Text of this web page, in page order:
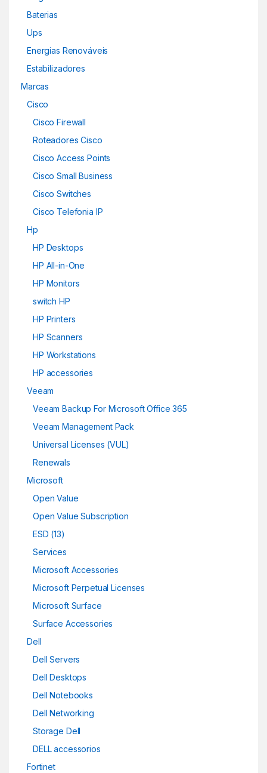
Baterias
Ups
Energias Renováveis
Estabilizadores
Marcas
Cisco
Cisco Firewall
Roteadores Cisco
Cisco Access Points
Cisco Small Business
Cisco Switches
Cisco Telefonia IP
Hp
HP Desktops
HP All-in-One
HP Monitors
switch HP
HP Printers
HP Scanners
HP Workstations
HP accessories
Veeam
Veeam Backup For Microsoft Office 365
Veeam Management Pack
Universal Licenses (VUL)
Renewals
Microsoft
Open Value
Open Value Subscription
ESD (13)
Services
Microsoft Accessories
Microsoft Perpetual Licenses
Microsoft Surface
Surface Accessories
Dell
Dell Servers
Dell Desktops
Dell Notebooks
Dell Networking
Storage Dell
DELL accessorios
Fortinet